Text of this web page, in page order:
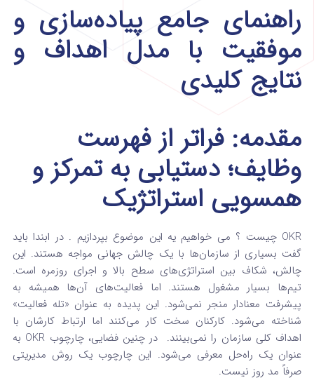
راهنمای جامع پیاده‌سازی و
موفقیت با مدل اهداف و
نتایج کلیدی
مقدمه: فراتر از فهرست
وظایف؛ دستیابی به تمرکز و
همسویی استراتژیک
OKR چیست ؟ می خواهیم یه این موضوع بپردازیم . در ابندا باید
گفت بسیاری از سازمان‌ها با یک چالش جهانی مواجه هستند. این
چالش، شکاف بین استراتژی‌های سطح بالا و اجرای روزمره است.
تیم‌ها بسیار مشغول هستند. اما فعالیت‌های آن‌ها همیشه به
پیشرفت معنادار منجر نمی‌شود. این پدیده به عنوان «تله فعالیت»
شناخته می‌شود. کارکنان سخت کار می‌کنند اما ارتباط کارشان با
اهداف کلی سازمان را نمی‌بینند.
در چنین فضایی، چارچوب OKR به
عنوان یک راه‌حل معرفی می‌شود. این چارچوب یک روش مدیریتی
صرفاً مد روز نیست.